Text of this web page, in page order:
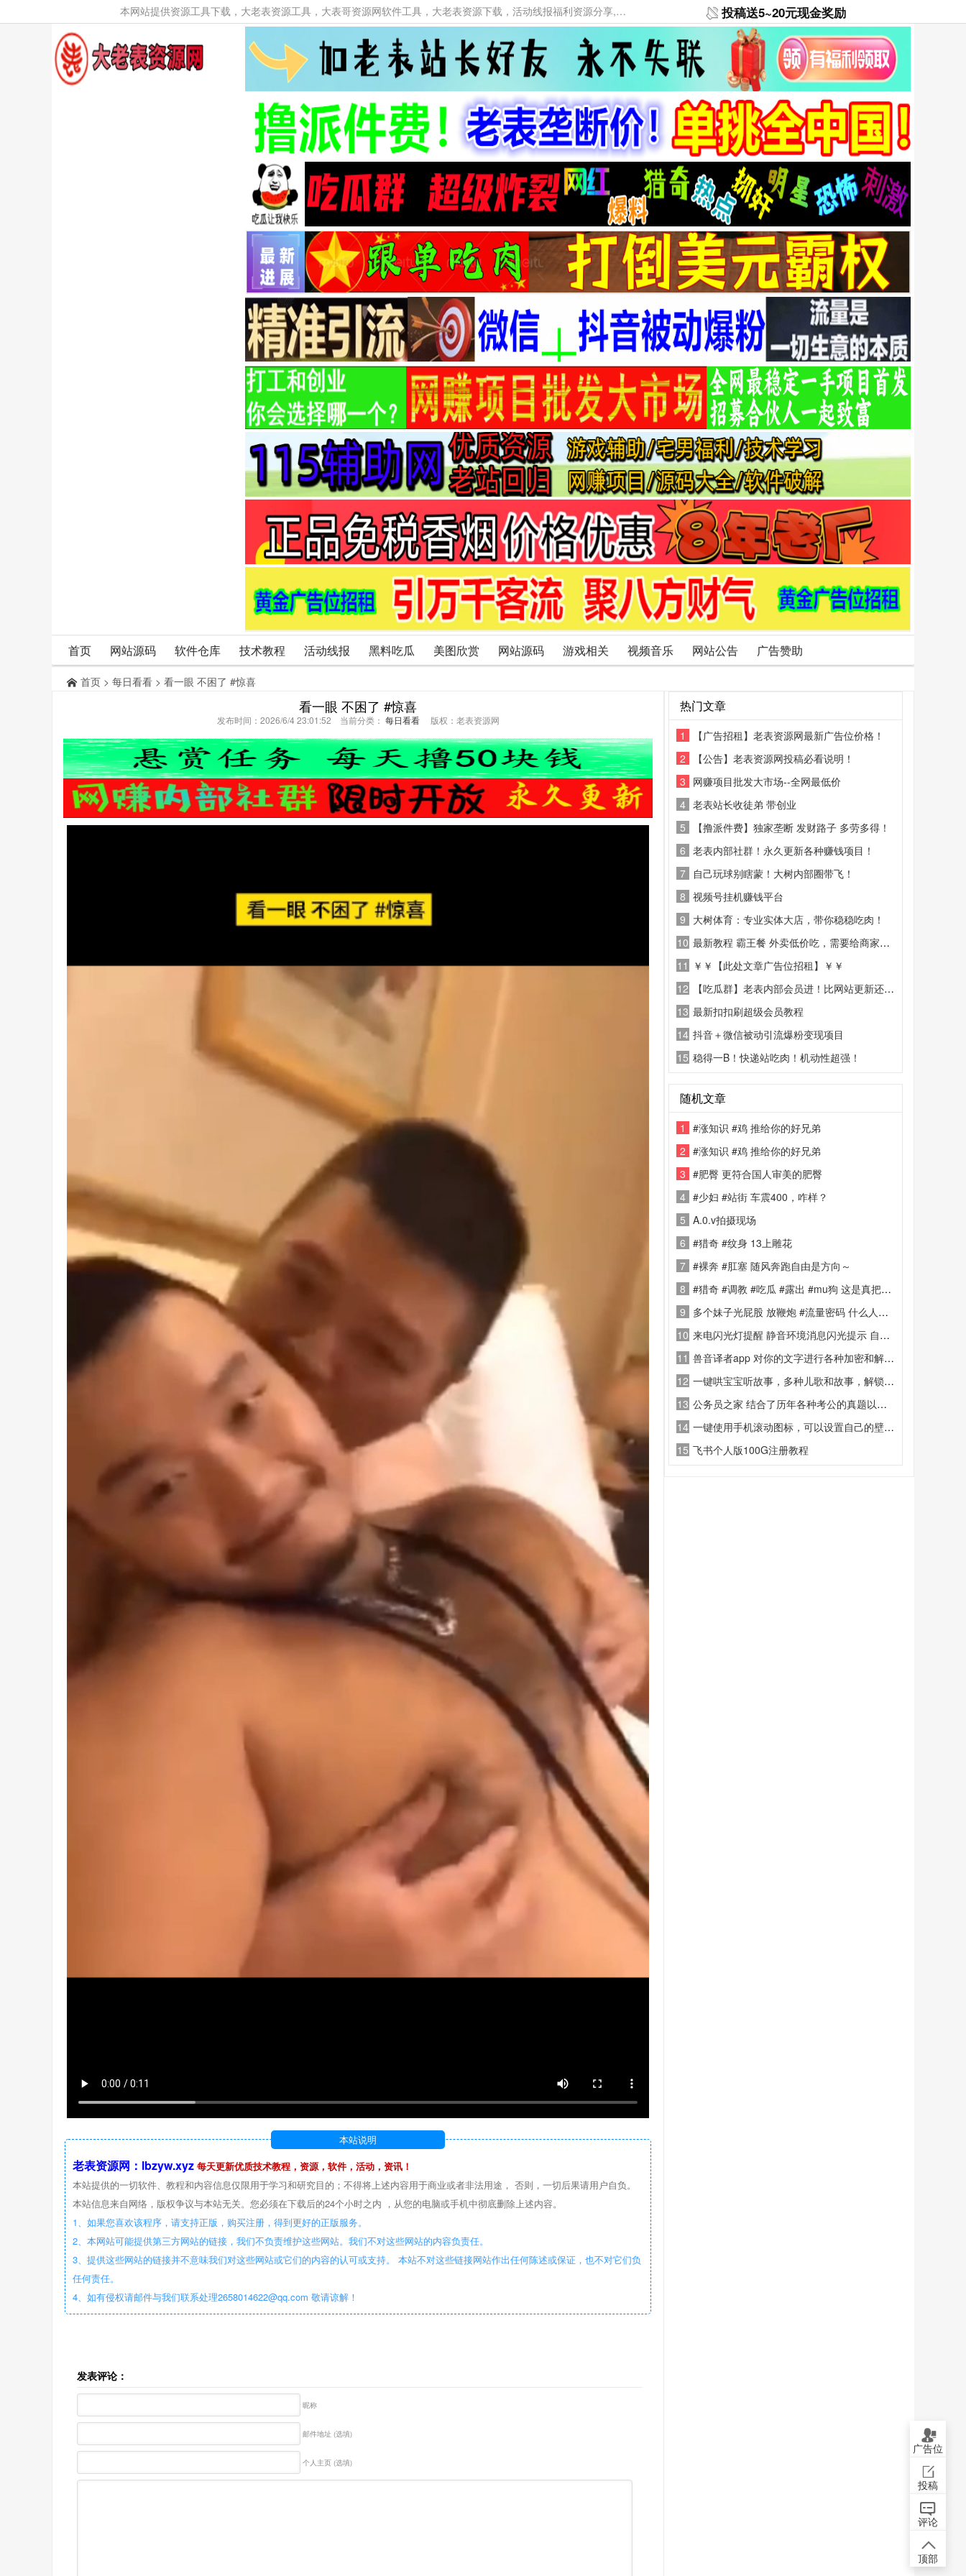
本网站提供资源工具下载，大老表资源工具，大表哥资源网软件工具，大老表资源下载，活动线报福利资源分享,活动线报，大型网游经典游戏，网络热门技术游戏辅助交流与分享。 投稿送5~20元现金奖励
首页 网站源码 软件仓库 技术教程 活动线报 黑料吃瓜 美图欣赏 网站源码 游戏相关 视频音乐 网站公告 广告赞助
首页 > 每日看看 > 看一眼 不困了 #惊喜
看一眼 不困了 #惊喜
发布时间：2026/6/4 23:01:52 当前分类： 每日看看版权：老表资源网
本站说明
老表资源网：lbzyw.xyz 每天更新优质技术教程，资源，软件，活动，资讯！
本站提供的一切软件、教程和内容信息仅限用于学习和研究目的；不得将上述内容用于商业或者非法用途， 否则，一切后果请用户自负。
本站信息来自网络，版权争议与本站无关。您必须在下载后的24个小时之内 ，从您的电脑或手机中彻底删除上述内容。
1、如果您喜欢该程序，请支持正版，购买注册，得到更好的正版服务。
2、本网站可能提供第三方网站的链接，我们不负责维护这些网站。我们不对这些网站的内容负责任。
3、提供这些网站的链接并不意味我们对这些网站或它们的内容的认可或支持。 本站不对这些链接网站作出任何陈述或保证，也不对它们负
任何责任。
4、如有侵权请邮件与我们联系处理2658014622@qq.com 敬请谅解！
发表评论：
昵称
邮件地址 (选填)
个人主页 (选填)
热门文章
1
【广告招租】老表资源网最新广告位价格！
2
【公告】老表资源网投稿必看说明！
3 网赚项目批发大市场--全网最低价
4 老表站长收徒弟 带创业
5
【撸派件费】独家垄断 发财路子 多劳多得！
6 老表内部社群！永久更新各种赚钱项目！
7 自己玩球别瞎蒙！大树内部圈带飞！
8 视频号挂机赚钱平台
9 大树体育：专业实体大店，带你稳稳吃肉！
10 最新教程 霸王餐 外卖低价吃，需要给商家好评
11 ￥￥【此处文章广告位招租】￥￥
12
【吃瓜群】老表内部会员进！比网站更新还精彩！
13 最新扣扣刷超级会员教程
14 抖音＋微信被动引流爆粉变现项目
15 稳得一B！快递站吃肉！机动性超强！
随机文章
1
#涨知识 #鸡 推给你的好兄弟
2 #涨知识 #鸡 推给你的好兄弟
3 #肥臀 更符合国人审美的肥臀
4 #少妇 #站街 车震400，咋样？
5 A.0.v拍摄现场
6 #猎奇 #纹身 13上雕花
7 #裸奔 #肛塞 随风奔跑自由是方向～
8 #猎奇 #调教 #吃瓜 #露出 #mu狗 这是真把妹子绑成狗了
9 多个妹子光屁股 放鞭炮 #流量密码 什么人爱看 ？
10 来电闪光灯提醒 静音环境消息闪光提示 自定义闪光节奏通知工具
11 兽音译者app 对你的文字进行各种加密和解密和混淆
12 一键哄宝宝听故事，多种儿歌和故事，解锁永久会员
13 公务员之家 结合了历年各种考公的真题以及笔试和面试已解锁永久会员，公务员考公，学者必备
14 一键使用手机滚动图标，可以设置自己的壁纸等功能，然后让自己的图标滚动起来，内置测谎仪
15 飞书个人版100G注册教程
广告位
投稿
评论
顶部